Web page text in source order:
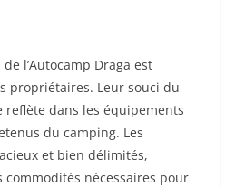
l’Autocamp Draga est
propriétaires. Leur souci du
reflète dans les équipements
du camping. Les
et bien délimités,
nécessaires pour